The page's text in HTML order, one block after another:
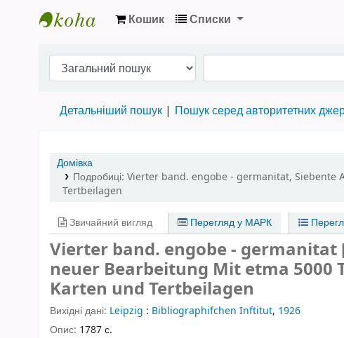
Кошик Списки
Детальніший пошук Пошук серед авторитетних
Домівка
Подробиці: Vierter band. engobe - germanitat, Siebente
Tertbeilagen
Звичайний вигляд Перегляд у МАРК
Vierter band. engobe - germanitat
neuer Bearbeitung Mit etma 5000
Karten und Tertbeilagen
Вихідні дані: Leipzig : Bibliographifchen Inftitut, 1926
Опис: 1787 с.